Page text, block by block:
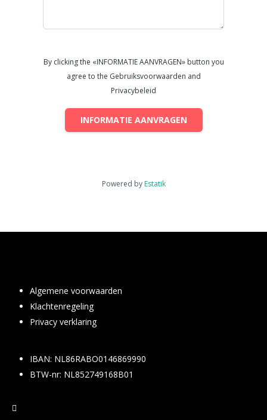
By clicking the «INFORMATIE AANVRAGEN» button you
agree to the Gebruiksvoorwaarden and
Privacybeleid
INFORMATIE AANVRAGEN
Powered by Estatik
Algemene voorwaarden
Klachtenregeling
Privacy verklaring
IBAN: NL86RABO0146869990
BTW-nr: NL852749168B01